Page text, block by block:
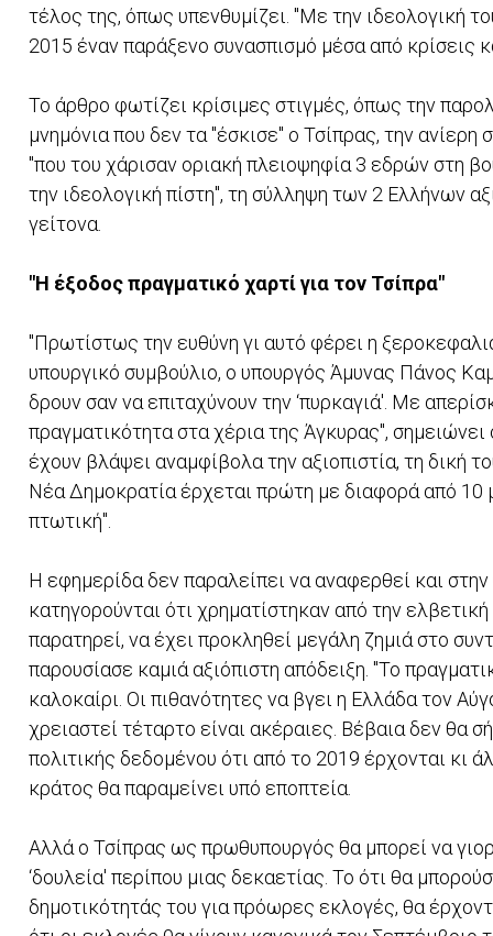
τέλος της, όπως υπενθυμίζει. "Με την ιδεολογική
2015 έναν παράξενο συνασπισμό μέσα από κρίσεις
Το άρθρο φωτίζει κρίσιμες στιγμές, όπως την
μνημόνια που δεν τα "έσκισε" ο Τσίπρας, την
"που του χάρισαν οριακή πλειοψηφία 3 εδρών στη
την ιδεολογική πίστη", τη σύλληψη των 2 Ελλήνων
γείτονα.
"Η έξοδος πραγματικό χαρτί για τον Τσίπρα"
"Πρωτίστως την ευθύνη γι αυτό φέρει η
υπουργικό συμβούλιο, ο υπουργός Άμυνας Πάνος
δρουν σαν να επιταχύνουν την ‘πυρκαγιά'. Με
πραγματικότητα στα χέρια της Άγκυρας",
έχουν βλάψει αναμφίβολα την αξιοπιστία, τη δική
Νέα Δημοκρατία έρχεται πρώτη με διαφορά από 10
πτωτική".
Η εφημερίδα δεν παραλείπει να αναφερθεί και
κατηγορούνται ότι χρηματίστηκαν από την
παρατηρεί, να έχει προκληθεί μεγάλη ζημιά στο
παρουσίασε καμιά αξιόπιστη απόδειξη. "Το
καλοκαίρι. Οι πιθανότητες να βγει η Ελλάδα τον
χρειαστεί τέταρτο είναι ακέραιες. Βέβαια δεν θα
πολιτικής δεδομένου ότι από το 2019 έρχονται
κράτος θα παραμείνει υπό εποπτεία.
Αλλά ο Τσίπρας ως πρωθυπουργός θα μπορεί να
‘δουλεία' περίπου μιας δεκαετίας. Το ότι θα
δημοτικότητάς του για πρόωρες εκλογές, θα